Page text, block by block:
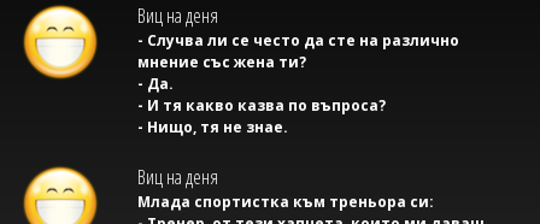
Виц на деня
- Случва ли се често да сте на различно
мнение със жена ти?
- Да.
- И тя какво казва по въпроса?
- Нищо, тя не знае.
Виц на деня
Млада спортистка към треньора си: